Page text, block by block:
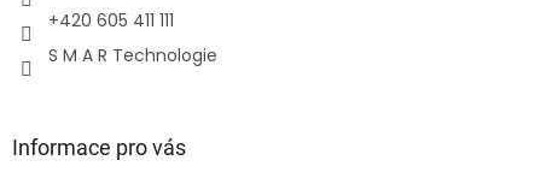
+420 605 411 111
S M A R Technologie
Informace pro vás